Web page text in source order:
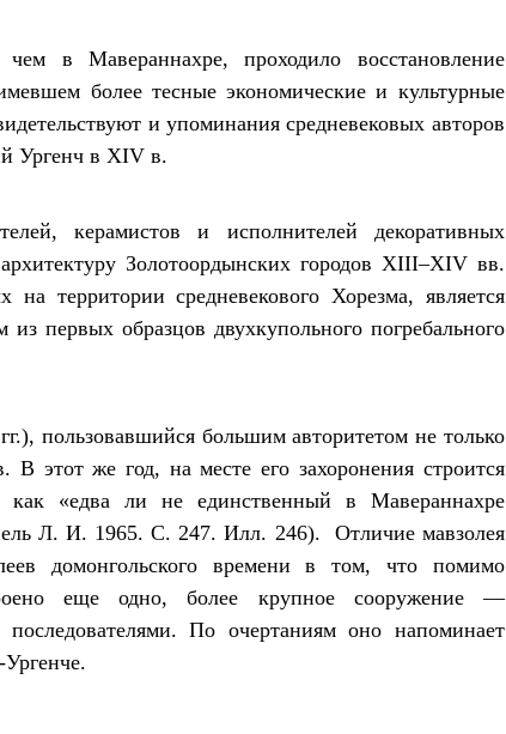
в Мавераннахре, проходило восстановление
более тесные экономические и культурные
и упоминания средневековых авторов
Ургенч в XIV в.
керамистов и исполнителей декоративных
Золотоордынских городов XIII–XIV вв.
территории средневекового Хорезма, является
первых образцов двухкупольного погребального
пользовавшийся большим авторитетом не только
этот же год, на месте его захоронения строится
как «едва ли не единственный в Мавераннахре
Л. И. 1965. С. 247. Илл. 246). Отличие мавзолея
домонгольского времени в том, что помимо
еще одно, более крупное сооружение —
По очертаниям оно напоминает